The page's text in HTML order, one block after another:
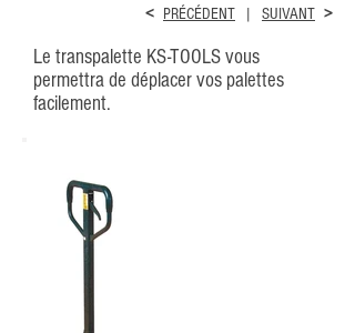
< PRÉCÉDENT | SUIVANT >
Le transpalette KS-TOOLS vous
permettra de déplacer vos palettes
facilement.